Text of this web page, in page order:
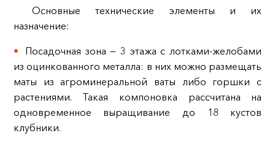
Основные технические элементы и их
назначение:
Посадочная зона — 3 этажа с лотками‑желобами
из оцинкованного металла: в них можно размещать
маты из агроминеральной ваты либо горшки с
растениями. Такая компоновка рассчитана на
одновременное выращивание до 18 кустов
клубники.